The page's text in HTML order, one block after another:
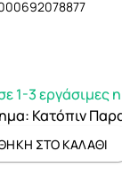
1-3 εργάσιμες
: Κατόπιν
ΣΤΟ ΚΑΛΑΘΙ